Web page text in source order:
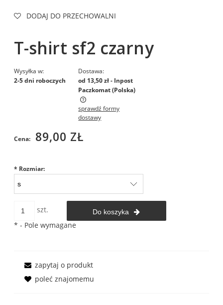
DODAJ DO PRZECHOWALNI
T-shirt sf2 czarny
Wysyłka w:
2-5 dni roboczych
Dostawa:
od 13,50 zł- Inpost
Paczkomat(Polska)
Cena nie zawiera ewentualnych kosztów płatności
sprawdź formy
dostawy
Cena: 89,00 ZŁ
* Rozmiar:
szt. Do koszyka
* - Pole wymagane
zapytaj o produkt
poleć znajomemu